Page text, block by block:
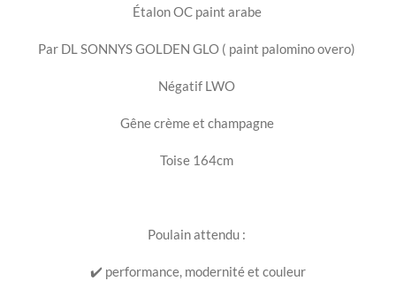
Étalon OC paint arabe
Par DL SONNYS GOLDEN GLO ( paint palomino overo)
Négatif LWO
Gêne crème et champagne
Toise 164cm
Poulain attendu :
✔️ performance, modernité et couleur